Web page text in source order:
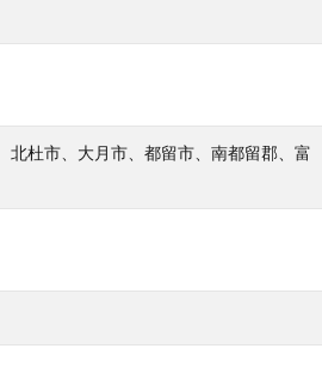
北杜市、大月市、都留市、南都留郡、富